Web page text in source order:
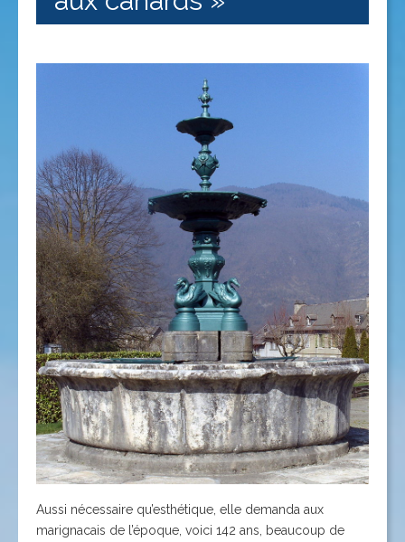
Aussi nécessaire qu’esthétique, elle demanda aux
marignacais de l’époque, voici 142 ans, beaucoup de